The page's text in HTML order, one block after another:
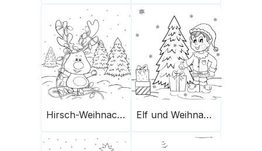
Hirsch-Weihnachtsbeleuchtung Elf und Weihnachtsgeschenke